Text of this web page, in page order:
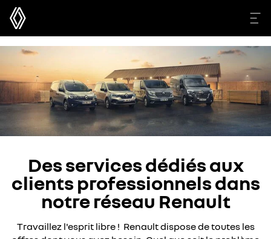
Des services dédiés aux
clients professionnels dans
notre réseau Renault
Travaillez l'esprit libre ! Renault dispose de toutes les